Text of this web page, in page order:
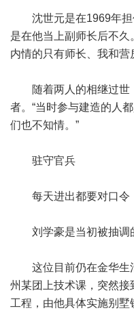
沈世元是在1969年担
是在他当上副师长后不久
内情的只有师长、我和营
随着两人的相继过世
者。“当时参与建造的人
们也不知情。”
驻守官兵
每天进出都要对口令
刘学豪是当初被抽调
这位目前仍在金华生
州某团上技术课，突然
工程，由他具体实施别墅